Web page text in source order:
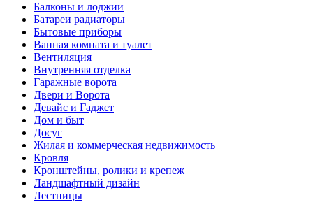
Балконы и лоджии
Батареи радиаторы‎
Бытовые приборы
Ванная комната и туалет
Вентиляция
Внутренняя отделка
Гаражные ворота
Двери и Ворота
Девайс и Гаджет
Дом и быт
Досуг
Жилая и коммерческая недвижимость
Кровля
Кронштейны, ролики и крепеж
Ландшафтный дизайн
Лестницы